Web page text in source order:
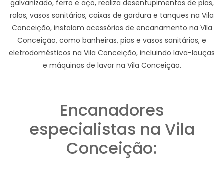
galvanizado, ferro e aço, realiza desentupimentos de pias,
ralos, vasos sanitários, caixas de gordura e tanques na Vila
Conceição, instalam acessórios de encanamento na Vila
Conceição, como banheiras, pias e vasos sanitários, e
eletrodomésticos na Vila Conceição, incluindo lava-louças
e máquinas de lavar na Vila Conceição.
Encanadores
especialistas na Vila
Conceição: